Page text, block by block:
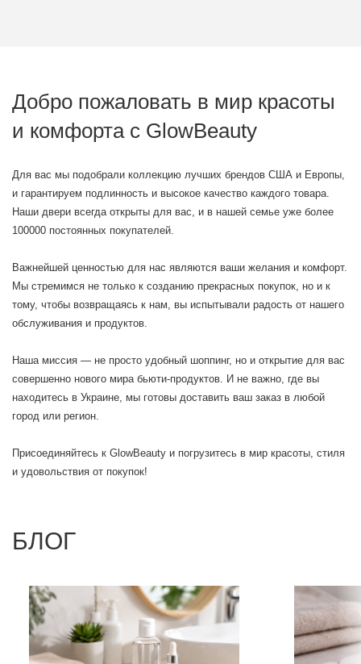
Добро пожаловать в мир красоты
и комфорта с GlowBeauty
Для вас мы подобрали коллекцию лучших брендов США и Европы,
и гарантируем подлинность и высокое качество каждого товара.
Наши двери всегда открыты для вас, и в нашей семье уже более
100000 постоянных покупателей.
Важнейшей ценностью для нас являются ваши желания и комфорт.
Мы стремимся не только к созданию прекрасных покупок, но и к
тому, чтобы возвращаясь к нам, вы испытывали радость от нашего
обслуживания и продуктов.
Наша миссия — не просто удобный шоппинг, но и открытие для вас
совершенно нового мира бьюти-продуктов. И не важно, где вы
находитесь в Украине, мы готовы доставить ваш заказ в любой
город или регион.
Присоединяйтесь к GlowBeauty и погрузитесь в мир красоты, стиля
и удовольствия от покупок!
БЛОГ